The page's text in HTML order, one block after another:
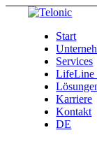
Start
Services
LifeLine
Karriere
Kontakt
DE